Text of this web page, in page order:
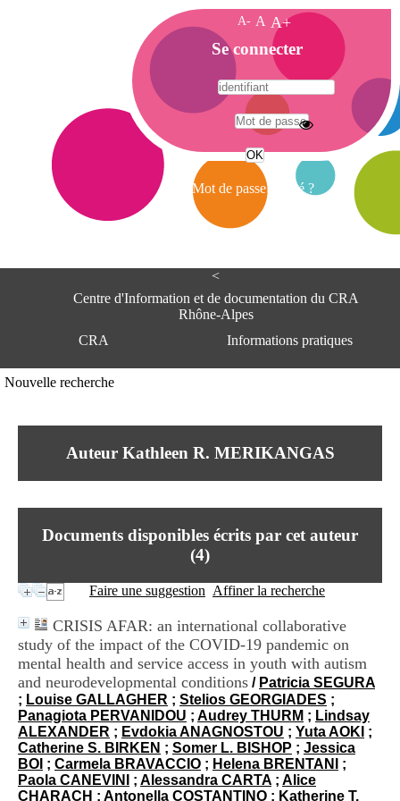
<
Centre d'Information et de documentation du CRA
Rhône-Alpes
CRA
Informations pratiques
Centre Hospitalier le Vinatier
95, Bd Pinel
Lundi au Vendredi
Contact
Mail
Nouvelle recherche
Auteur Kathleen R. MERIKANGAS
Documents disponibles écrits par cet auteur
(4)
Faire une suggestion Affiner la recherche
CRISIS AFAR: an international collaborative
study of the impact of the COVID-19 pandemic on
mental health and service access in youth with autism
and neurodevelopmental conditions / Patricia SEGURA
; Louise GALLAGHER ; Stelios GEORGIADES ;
Panagiota PERVANIDOU ; Audrey THURM ; Lindsay
ALEXANDER ; Evdokia ANAGNOSTOU ; Yuta AOKI ;
Catherine S. BIRKEN ; Somer L. BISHOP ; Jessica
BOI ; Carmela BRAVACCIO ; Helena BRENTANI
;
Paola CANEVINI
; Alessandra CARTA ; Alice
CHARACH ; Antonella COSTANTINO ; Katherine T.
A- A A+
A
c
c
e
i
Se connecter
Mot de passe oublié ?
A
e
e
n
o
i
e
t
e
D
o
c
u
m
e
n
t
a
t